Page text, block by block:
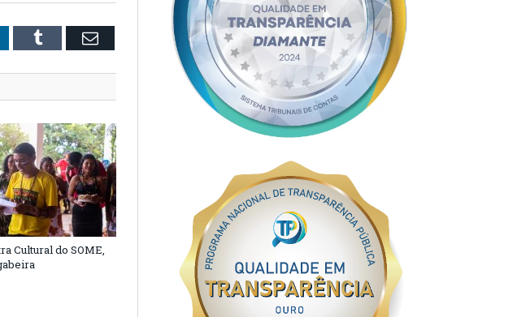
Tumblr Email
Cultural do SOME,